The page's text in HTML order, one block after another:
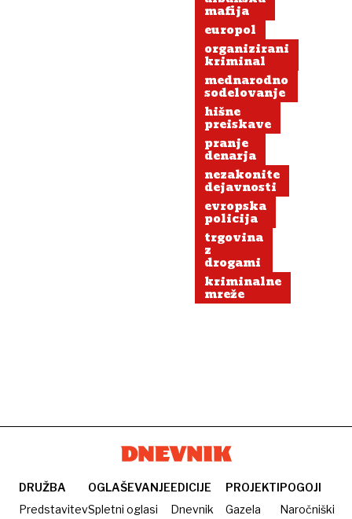
mafija
europol
organizirani
kriminal
mednarodno
sodelovanje
hišne
preiskave
pranje
denarja
nezakonite
dejavnosti
evropska
policija
trgovina
z
drogami
kriminalne
mreže
DRUŽBA
Predstavitev
OGLAŠEVANJE
Spletni oglasi
EDICIJE
Dnevnik
PROJEKTI
Gazela
POGOJI
Naročniški